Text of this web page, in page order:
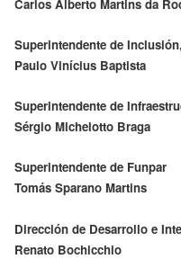
Carlos Alberto Martins da
Superintendente de
Paulo Vinícius Baptista
Superintendente de
Sérgio Michelotto Braga
Superintendente de Funpar
Tomás Sparano Martins
Dirección de Desarrollo e
Renato Bochicchio